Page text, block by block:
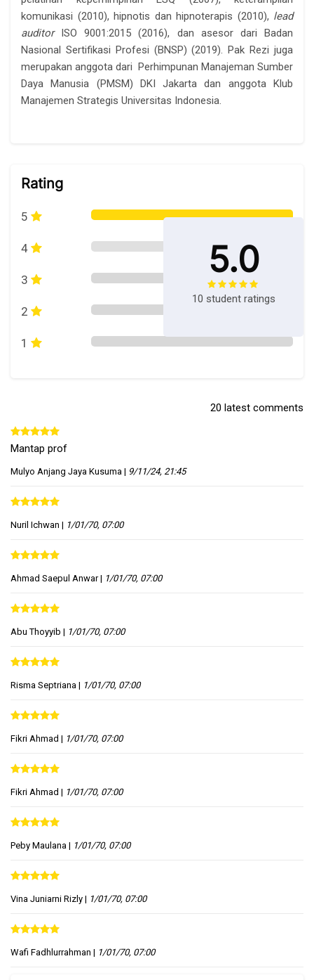
komunikasi (2010), hipnotis dan hipnoterapis (2010), lead
auditorISO 9001:2015 (2016), dan asesor dari Badan
Nasional Sertifikasi Profesi (BNSP) (2019). Pak Rezi juga
merupakan anggota dari Perhimpunan Manajeman Sumber
Daya Manusia (PMSM) DKI Jakarta dan anggota Klub
Manajemen Strategis Universitas Indonesia.
Rating
5
4
3
2
1
5.0
10 student ratings
20 latest comments
Mantap prof
Mulyo Anjang Jaya Kusuma | 9/11/24, 21:45
Nuril Ichwan | 1/01/70, 07:00
Ahmad Saepul Anwar| 1/01/70, 07:00
Abu Thoyyib | 1/01/70, 07:00
Risma Septriana | 1/01/70, 07:00
Fikri Ahmad | 1/01/70, 07:00
Fikri Ahmad | 1/01/70, 07:00
Peby Maulana | 1/01/70, 07:00
Vina Juniarni Rizly | 1/01/70, 07:00
Wafi Fadhlurrahman | 1/01/70, 07:00